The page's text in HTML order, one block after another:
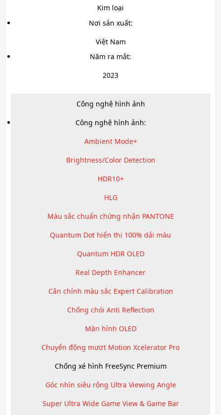
Kim loại
Nơi sản xuất:
Việt Nam
Năm ra mắt:
2023
Công nghệ hình ảnh
Công nghệ hình ảnh:
Ambient Mode+
Brightness/Color Detection
HDR10+
HLG
Màu sắc chuẩn chứng nhận PANTONE
Quantum Dot hiển thị 100% dải màu
Quantum HDR OLED
Real Depth Enhancer
Cân chỉnh màu sắc Expert Calibration
Chống chói Anti Reflection
Màn hình OLED
Chuyển động mượt Motion Xcelerator Pro
Chống xé hình FreeSync Premium
Góc nhìn siêu rộng Ultra Viewing Angle
Super Ultra Wide Game View & Game Bar